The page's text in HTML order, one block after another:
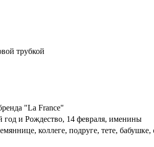
трубкой
"La France"
год и Рождество, 14 февраля, именины
коллеге, подруге, тете,